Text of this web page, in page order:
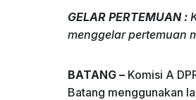
c
e
b
k
dI A
GELAR PERTEMUAN :
menggelar pertemuan
BATANG – Komisi A
Batang menggunakan